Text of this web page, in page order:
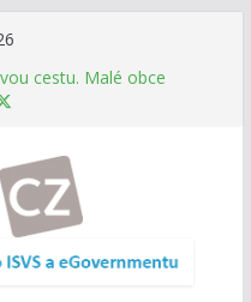
po ruce. SMS ČR spouští
cestu. Malé obce
zapojuje širokou
služeb
dlouhodobého řízení
plném provozu
a řízení ICT